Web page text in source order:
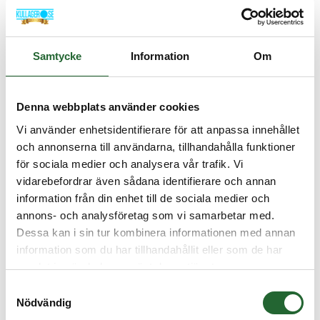
Samtycke Information Om
Denna webbplats använder cookies
Vi använder enhetsidentifierare för att anpassa innehållet
och annonserna till användarna, tillhandahålla funktioner
för sociala medier och analysera vår trafik. Vi
vidarebefordrar även sådana identifierare och annan
information från din enhet till de sociala medier och
annons- och analysföretag som vi samarbetar med.
Dessa kan i sin tur kombinera informationen med annan
information som du har tillhandahållit eller som de har
samlat in när du har använt deras tjänster.
Nödvändig
57,50 :-
Köp